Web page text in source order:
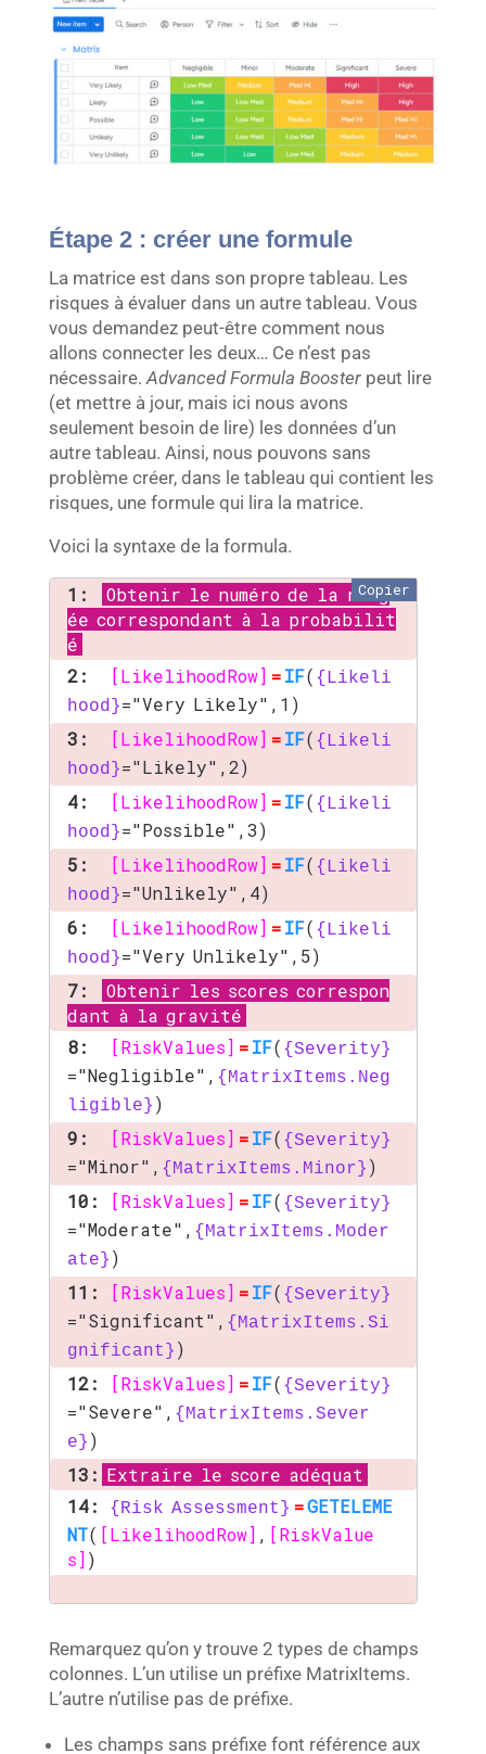
Étape 2 : créer une formule
La matrice est dans son propre tableau. Les
risques à évaluer dans un autre tableau. Vous
vous demandez peut-être comment nous
allons connecter les deux… Ce n’est pas
nécessaire.Advanced Formula Boosterpeut lire
(et mettre à jour, mais ici nous avons
seulement besoin de lire) les données d’un
autre tableau. Ainsi, nous pouvons sans
problème créer, dans le tableau qui contient les
risques, une formule qui lira la matrice.
Voici la syntaxe de la formula.
1:
Obtenir le numéro de la rang
ée correspondant à la probabilit
é
2:
[LikelihoodRow] = IF( {Likeli
hood}="Very Likely",1)
3:
[LikelihoodRow] = IF( {Likeli
hood}="Likely",2)
4:
[LikelihoodRow] = IF( {Likeli
hood}="Possible",3)
5:
[LikelihoodRow] = IF( {Likeli
hood}="Unlikely",4)
6:
[LikelihoodRow] = IF( {Likeli
hood}="Very Unlikely",5)
7:
Obtenir les scores correspon
dant à la gravité
8:
[RiskValues] = IF( {Severity}
="Negligible", {MatrixItems.Neg
ligible} )
9:
[RiskValues] = IF( {Severity}
="Minor", {MatrixItems.Minor} )
10:
[RiskValues] = IF( {Severity}
="Moderate", {MatrixItems.Moder
ate} )
11:
[RiskValues] = IF( {Severity}
="Significant", {MatrixItems.Si
gnificant} )
12:
[RiskValues] = IF( {Severity}
="Severe", {MatrixItems.Sever
e} )
13: Extraire le score adéquat
14:
{Risk Assessment} =GETELEME
NT( [LikelihoodRow] , [RiskValue
s] )
Copier
Remarquez qu’on y trouve 2 types de champs
colonnes. L’un utilise un préfixe MatrixItems.
L’autre n’utilise pas de préfixe.
Les champs sans préfixe font référence aux